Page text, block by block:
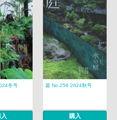
冬号 庭 No.256 2024秋号
購入